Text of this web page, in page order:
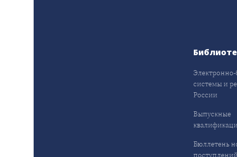
системы и
России
Выпускные
Бюллетень